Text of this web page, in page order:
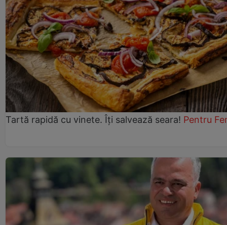
Tartă rapidă cu vinete. Îți salvează seara! Pentru